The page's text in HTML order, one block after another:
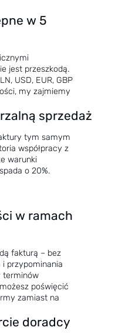
w 5
jest przeszkodą.
USD, EUR, GBP
my zajmiemy
sprzedaż
tym samym
współpracy z
warunki
o 20%.
w ramach
fakturą – bez
i przypominania
terminów
poświęcić
zamiast na
doradcy